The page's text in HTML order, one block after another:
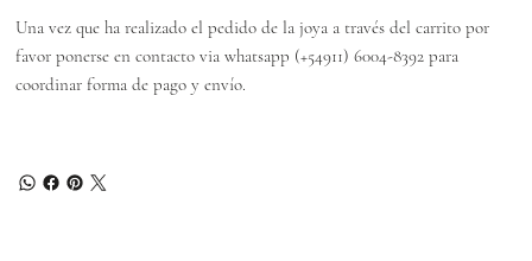
Una vez que ha realizado el pedido de la joya a través del carrito por
favor ponerse en contacto via whatsapp (+54911) 6004-8392 para
coordinar forma de pago y envío.